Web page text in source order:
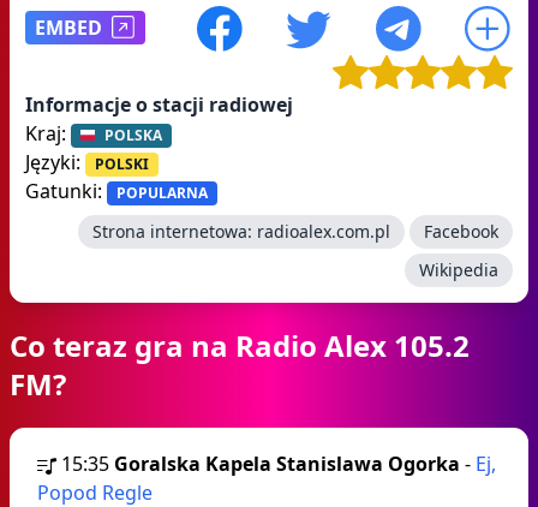
EMBED
Informacje o stacji radiowej
Kraj:
POLSKA
Języki: POLSKI
Gatunki: POPULARNA
Strona internetowa: radioalex.com.pl
Facebook
Wikipedia
Co teraz gra na Radio Alex 105.2
FM?
15:35 Goralska Kapela Stanislawa Ogorka - Ej,
Popod Regle